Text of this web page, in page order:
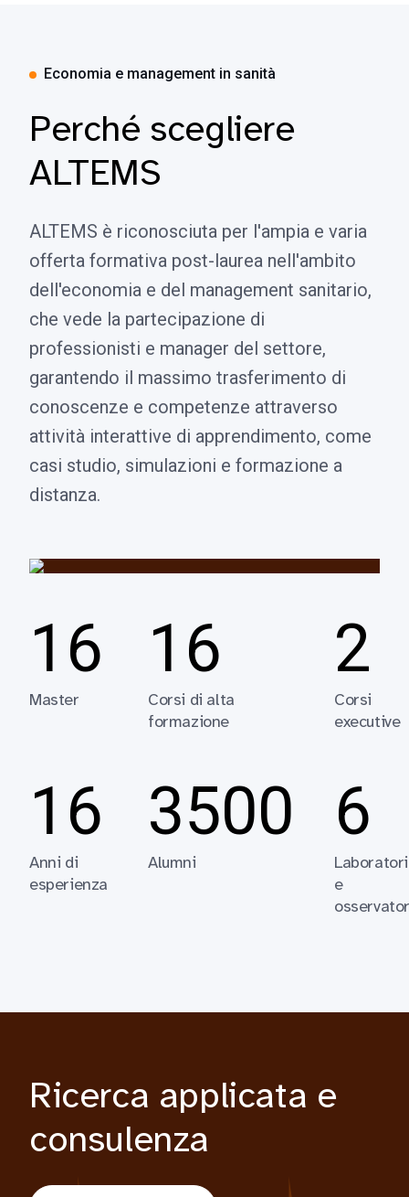
Economia e management in sanità
Perché scegliere
ALTEMS
ALTEMS è riconosciuta per l'ampia e varia
offerta formativa post-laurea nell'ambito
dell'economia e del management sanitario,
che vede la partecipazione di
professionisti e manager del settore,
garantendo il massimo trasferimento di
conoscenze e competenze attraverso
attività interattive di apprendimento, come
casi studio, simulazioni e formazione a
distanza.
16
Master
16
Corsi di alta
formazione
2
Corsi
executive
16
Anni di
esperienza
3500
Alumni
6
Laboratori
e
Ricerca applicata e
consulenza